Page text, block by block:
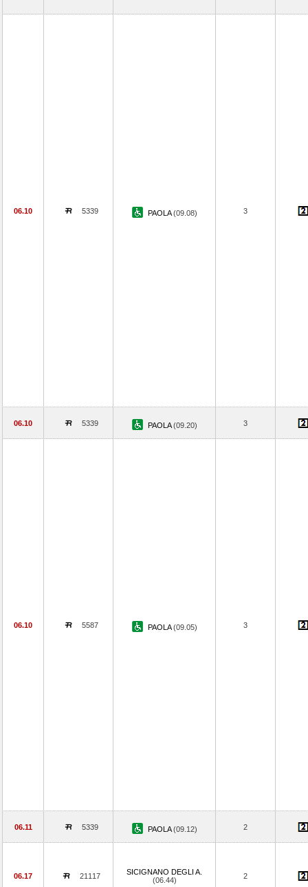
06.10 5339 PAOLA(09.08) 3
06.10 5339 PAOLA(09.20) 3
06.10 5587 PAOLA(09.05) 3
06.11 5339 PAOLA(09.12) 2
06.17 21117
SICIGNANO DEGLI A.
(06.44)
2